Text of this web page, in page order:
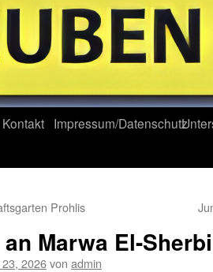
Kontakt Impressum/Datenschutz
Prohlis
Marwa El-
2026von admin